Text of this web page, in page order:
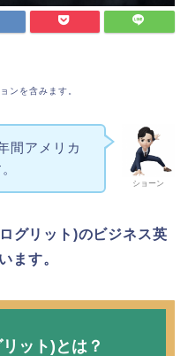
ンを含みます。
ショーン
間アメリカ
グリット)のビジネス英
ます。
ット)とは？